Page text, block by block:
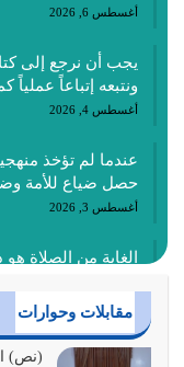
أغسطس 6, 2026
يجب أن نرجع إلى
ونتبعه إتباعاً عملياً
أغسطس 4, 2026
عندما لم تؤخذ
حصل ضياع للأمة
أغسطس 3, 2026
الغاية من الصلاة
أغسطس 2, 2026
السبب الرئيسي
مقابلات وحوارات
(نص)